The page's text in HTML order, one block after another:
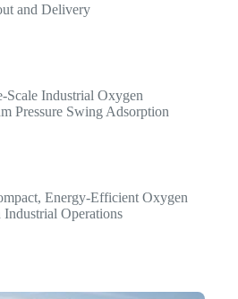
and Delivery
Industrial Oxygen
Pressure Swing Adsorption
Energy-Efficient Oxygen
Operations